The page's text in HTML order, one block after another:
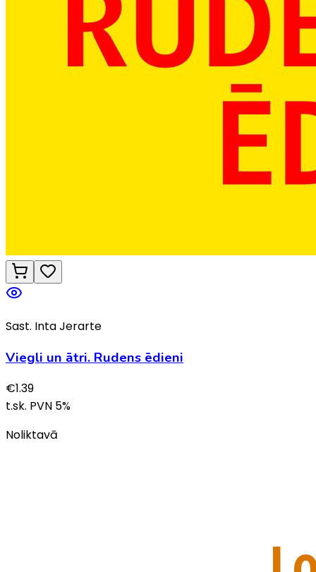
Sast. Inta Jerarte
Viegli un ātri. Rudens ēdieni
€1.39
t.sk. PVN 5%
Noliktavā